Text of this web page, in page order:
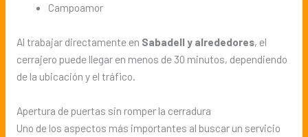
Campoamor
Al trabajar directamente en Sabadell y alrededores, el
cerrajero puede llegar en menos de 30 minutos, dependiendo
de la ubicación y el tráfico.
Apertura de puertas sin romper la cerradura
Uno de los aspectos más importantes al buscar un servicio